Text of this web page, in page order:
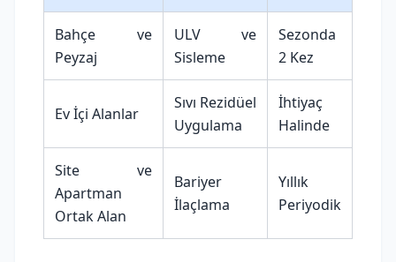
Bahçe ve
Peyzaj
ULV ve
Sisleme
Sezonda
2 Kez
Ev İçi Alanlar
Sıvı Rezidüel
Uygulama
İhtiyaç
Halinde
Site ve
Apartman
Ortak Alan
Bariyer
İlaçlama
Yıllık
Periyodik